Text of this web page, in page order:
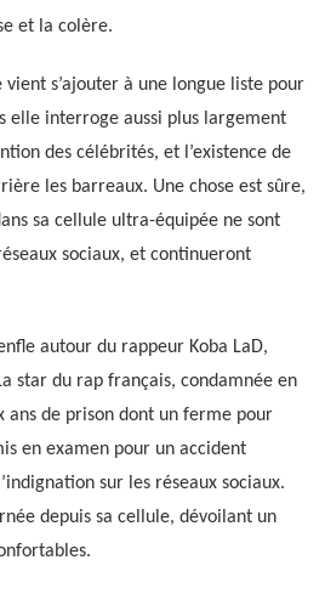
et la colère.
s’ajouter à une longue liste pour
elle interroge aussi plus largement
des célébrités, et l’existence de
les barreaux. Une chose est sûre,
sa cellule ultra-équipée ne sont
sociaux, et continueront
autour du rappeur Koba LaD,
star du rap français, condamnée en
ans de prison dont un ferme pour
en examen pour un accident
sur les réseaux sociaux.
depuis sa cellule, dévoilant un